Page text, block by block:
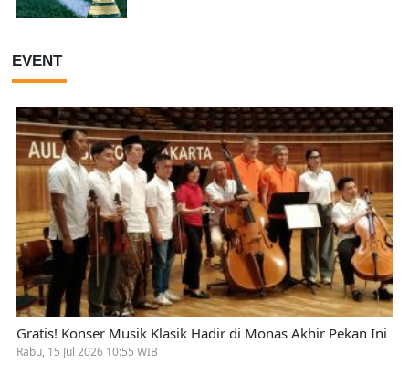
EVENT
Gratis! Konser Musik Klasik Hadir di Monas Akhir Pekan Ini
Rabu, 15 Jul 2026 10:55 WIB